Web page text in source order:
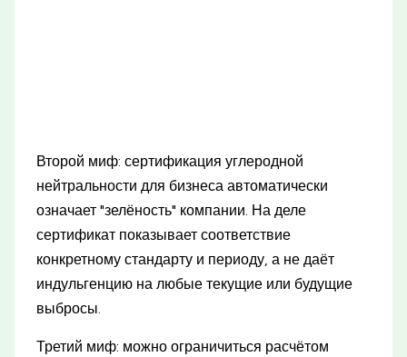
Второй миф: сертификация углеродной
нейтральности для бизнеса автоматически
означает "зелёность" компании. На деле
сертификат показывает соответствие
конкретному стандарту и периоду, а не даёт
индульгенцию на любые текущие или будущие
выбросы.
Третий миф: можно ограничиться расчётом